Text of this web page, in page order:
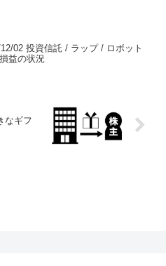
02 投資信託 / ラップ / ロボット
益の状況
なギフ